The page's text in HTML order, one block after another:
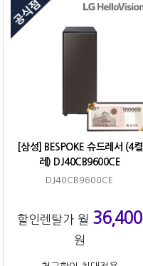
[삼성] BESPOKE 슈드레서 (4켤
레) DJ40CB9600CE
DJ40CB9600CE
할인렌탈가 월 36,400
원